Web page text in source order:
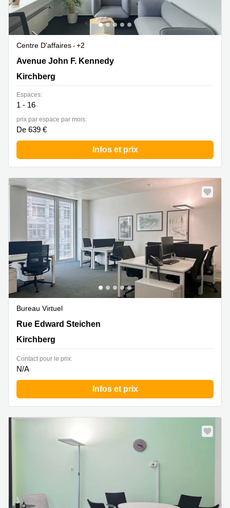
Centre D'affaires
+2
43 avenue John F. Kennedy, Kirchberg
Avenue John F. Kennedy
Kirchberg
Espaces:
1 - 16
prix par espace par mois:
De 639 €
Infos et prix
Bureau Virtuel
2 Rue Edward Steichen,1<sup>er</sup> étage de
l‘immeuble Oksigen, Kirchberg
Rue Edward Steichen
Kirchberg
Contact pour le prix:
N/A
Infos et prix